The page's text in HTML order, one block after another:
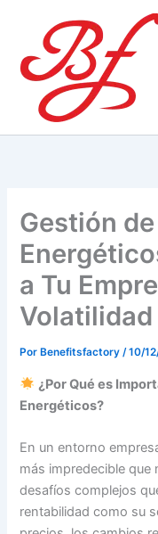
contenido
Gestión
a Tu
Por Benefitsfactory/10/
¿Por Qué es
Energéticos?
En un entorno
más impredecible que
desafíos complejos
rentabilidad como su